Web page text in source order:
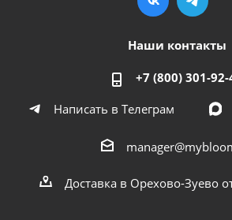
Наши контакты
+7 (800) 301-92-
Написать в Телеграм
Доставка в Орехово-Зуево